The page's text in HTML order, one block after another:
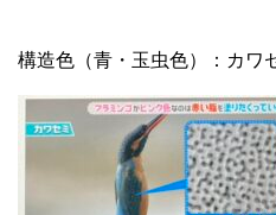
構造色（青・玉虫色）：カワ